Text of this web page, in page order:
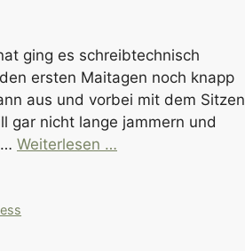
ging es schreibtechnisch
ersten Maitagen noch knapp
aus und vorbei mit dem Sitzen
gar nicht lange jammern und
Weiterlesen …